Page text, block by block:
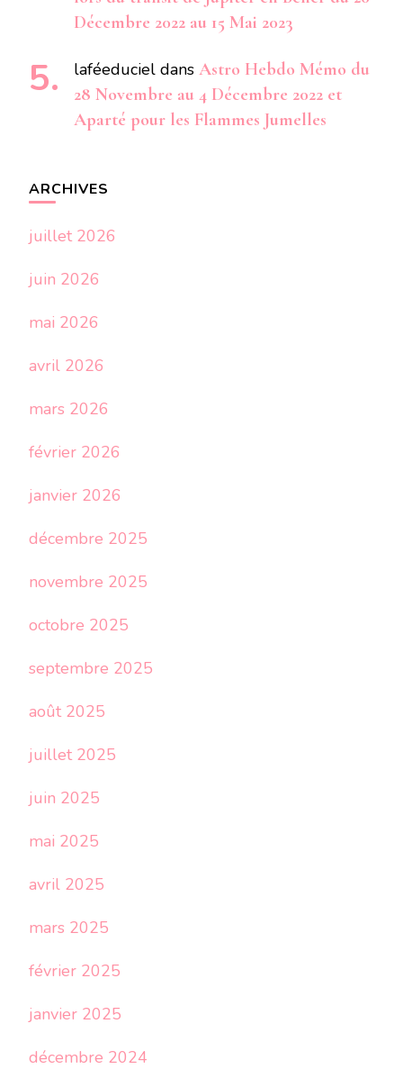
Décembre 2022 au 15 Mai 2023
laféeduciel dans Astro Hebdo Mémo du
28 Novembre au 4 Décembre 2022 et
Aparté pour les Flammes Jumelles
ARCHIVES
juillet 2026
juin 2026
mai 2026
avril 2026
mars 2026
février 2026
janvier 2026
décembre 2025
novembre 2025
octobre 2025
septembre 2025
août 2025
juillet 2025
juin 2025
mai 2025
avril 2025
mars 2025
février 2025
janvier 2025
décembre 2024